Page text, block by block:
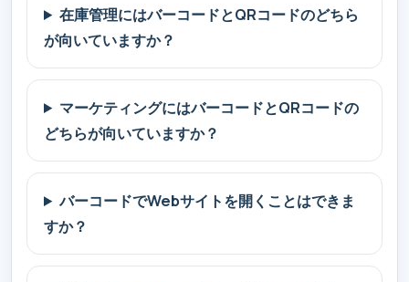
在庫管理にはバーコードとQRコードのどちら
が向いていますか？
マーケティングにはバーコードとQRコードの
どちらが向いていますか？
バーコードでWebサイトを開くことはできま
すか？